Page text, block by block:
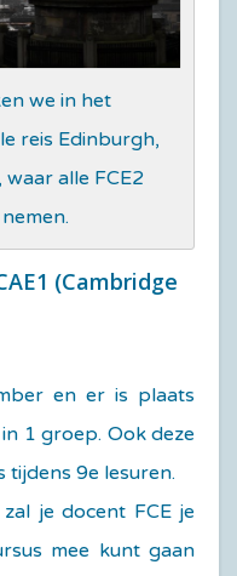
we in het
reis Edinburgh,
alle FCE2
(Cambridge
en er is plaats
1 groep. Ook deze
9e lesuren.
je docent FCE je
mee kunt gaan